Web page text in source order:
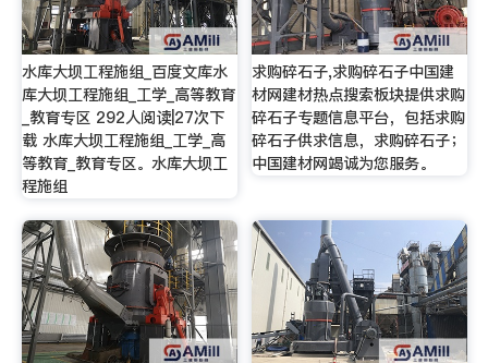
水库大坝工程施组_百度文库水
库大坝工程施组_工学_高等教育
_教育专区 292人阅读|27次下
载 水库大坝工程施组_工学_高
等教育_教育专区。水库大坝工
程施组
求购碎石子,求购碎石子中国建
材网建材热点搜索板块提供求购
碎石子专题信息平台，包括求购
碎石子供求信息，求购碎石子；
中国建材网竭诚为您服务。